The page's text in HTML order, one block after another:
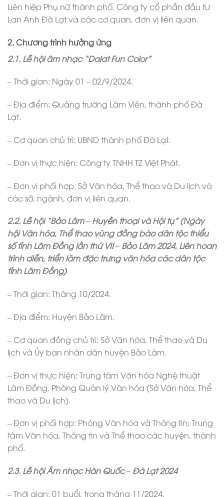
Liên hiệp Phụ nữ thành phố, Công ty cổ phần đầu tư
Lan Anh Đà Lạt và các cơ quan, đơn vị liên quan.
2. Chương trình hưởng ứng
2.1. Lễ hội âm nhạc “Dalat Fun Color”
– Thời gian: Ngày 01 – 02/9/2024.
– Địa điểm: Quảng trường Lâm Viên, thành phố Đà
Lạt.
– Cơ quan chủ trì: UBND thành phố Đà Lạt.
– Đơn vị thực hiện: Công ty TNHH TZ Việt Phát.
– Đơn vị phối hợp: Sở Văn hóa, Thể thao và Du lịch và
các sở, ngành, đơn vị liên quan.
2.2. Lễ hội “Bảo Lâm – Huyền thoại và Hội tụ” (Ngày
hội Văn hóa, Thể thao vùng đồng bào dân tộc thiểu
số tỉnh Lâm Đồng lần thứ VII – Bảo Lâm 2024, Liên hoan
trình diễn, triển lãm đặc trưng văn hóa các dân tộc
tỉnh Lâm Đồng)
– Thời gian: Tháng 10/2024.
– Địa điểm: Huyện Bảo Lâm.
– Cơ quan đồng chủ trì: Sở Văn hóa, Thể thao và Du
lịch và Ủy ban nhân dân huyện Bảo Lâm.
– Đơn vị thực hiện: Trung tâm Văn hóa Nghệ thuật
Lâm Đồng, Phòng Quản lý Văn hóa (Sở Văn hóa, Thể
thao và Du lịch).
– Đơn vị phối hợp: Phòng Văn hóa và Thông tin; Trung
tâm Văn hóa, Thông tin và Thể thao các huyện, thành
phố.
2.3. Lễ hội Âm nhạc Hàn Quốc – Đà Lạt 2024
– Thời gian: 01 buổi, trong tháng 11/2024.